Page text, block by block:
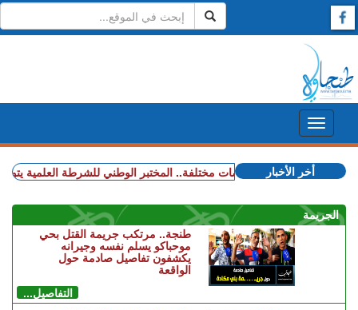
+ في تخصصات مختلفة.. المختبر الوطني للشرطة العلمية يتوج بشهادة+ بعد المرحلة الابتدائية.. انطلاق جلسات الاستئناف في محاكمة المتهمين في ملف قضية "إسكوبار الصحراء"
أخر الأخبار
الجريمة
طنجة.. مرتكب جريمة القتل بحي
موحباكو يسلم نفسه وجيرانه
يكشفون تفاصيل صادمة حول
الواقعة
التفاصيل...